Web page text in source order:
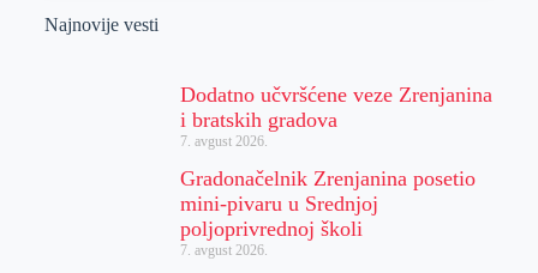
Najnovije vesti
Dodatno učvršćene veze Zrenjanina
i bratskih gradova
7. avgust 2026.
Gradonačelnik Zrenjanina posetio
mini-pivaru u Srednjoj
poljoprivrednoj školi
7. avgust 2026.